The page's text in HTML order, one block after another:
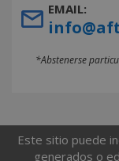
EMAIL:
*Abstenerse
Este sitio puede
generados o